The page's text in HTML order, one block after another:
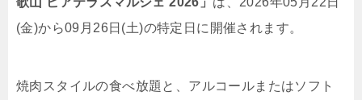
(金)から09月26日(土)の特定日に開催されます。
焼肉スタイルの食べ放題と、アルコールまたはソフト